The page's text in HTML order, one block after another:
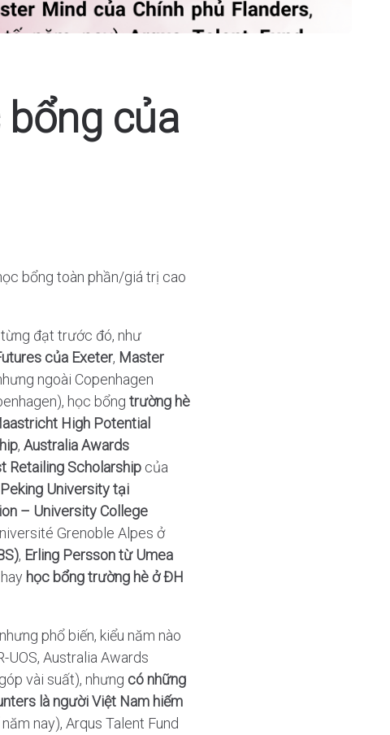
của
bổng toàn phần/giá trị cao
đạt trước đó, như
của Exeter, Master
ngoài Copenhagen
học bổng trường hè
High Potential
, Australia Awards
Retailing Scholarshipcủa
University tại
– University College
Grenoble Alpes ở
, Erling Persson từ Umea
học bổng trường hè ở ĐH
phổ biến, kiểu năm nào
UOS, Australia Awards
vài suất), nhưng có những
là người Việt Nam hiếm
nay), Arqus Talent Fund